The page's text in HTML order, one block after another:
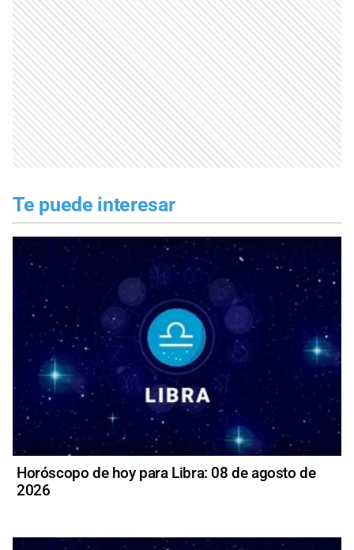
Te puede interesar
Horóscopo de hoy para Libra: 08 de agosto de
2026